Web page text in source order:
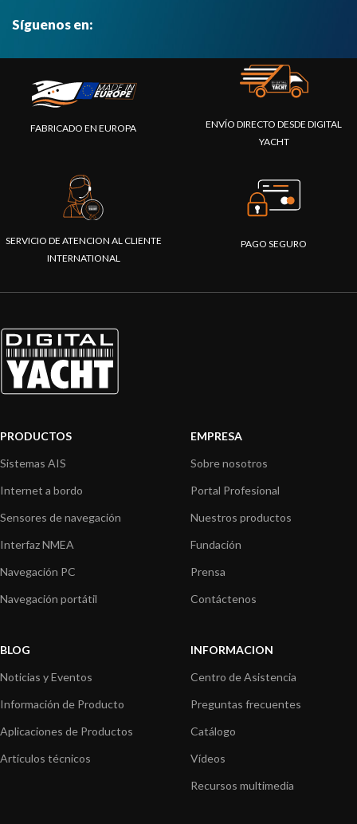
Síguenos en:
FABRICADO EN EUROPA
ENVÍO DIRECTO DESDE DIGITAL
YACHT
SERVICIO DE ATENCION AL CLIENTE
INTERNATIONAL
PAGO SEGURO
PRODUCTOS
Sistemas AIS
Internet a bordo
Sensores de navegación
Interfaz NMEA
Navegación PC
Navegación portátil
EMPRESA
Sobre nosotros
Portal Profesional
Nuestros productos
Fundación
Prensa
Contáctenos
BLOG
Noticias y Eventos
Información de Producto
Aplicaciones de Productos
Artículos técnicos
INFORMACION
Centro de Asistencia
Preguntas frecuentes
Catálogo
Vídeos
Recursos multimedia